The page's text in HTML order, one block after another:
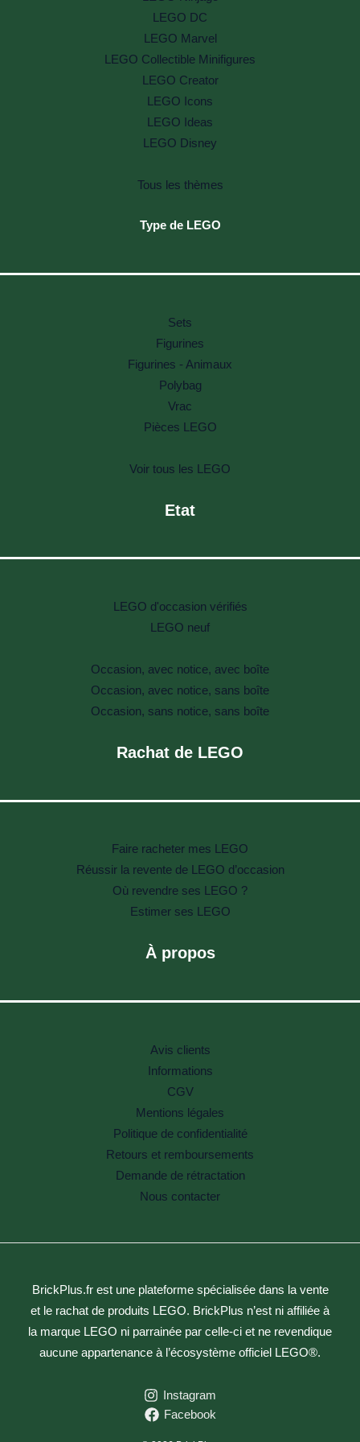
LEGO DC
LEGO Marvel
LEGO Collectible Minifigures
LEGO Creator
LEGO Icons
LEGO Ideas
LEGO Disney
Tous les thèmes
Type de LEGO
Sets
Figurines
Figurines - Animaux
Polybag
Vrac
Pièces LEGO
Voir tous les LEGO
Etat
LEGO d'occasion vérifiés
LEGO neuf
Occasion, avec notice, avec boîte
Occasion, avec notice, sans boîte
Occasion, sans notice, sans boîte
Rachat de LEGO
Faire racheter mes LEGO
Réussir la revente de LEGO d’occasion
Où revendre ses LEGO ?
Estimer ses LEGO
À propos
Avis clients
Informations
CGV
Mentions légales
Politique de confidentialité
Retours et remboursements
Demande de rétractation
Nous contacter
BrickPlus.fr est une plateforme spécialisée dans la vente
et le rachat de produits LEGO. BrickPlus n’est ni affiliée à
la marque LEGO ni parrainée par celle-ci et ne revendique
aucune appartenance à l’écosystème officiel LEGO®.
Instagram
Facebook